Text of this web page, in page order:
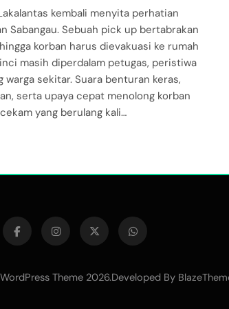
kembali menyita perhatian
Sabangau. Sebuah pick up bertabrakan
korban harus dievakuasi ke rumah
masih diperdalam petugas, peristiwa
sekitar. Suara benturan keras,
serta upaya cepat menolong korban
yang berulang kali…
Theme 2026.Developed By